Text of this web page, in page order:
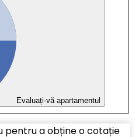
Evaluați-vă apartamentul
pentru a obține o cotație